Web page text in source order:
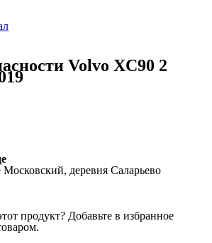
Volvo XC90 2
деревня Саларьево
продукт? Добавьте в избранное